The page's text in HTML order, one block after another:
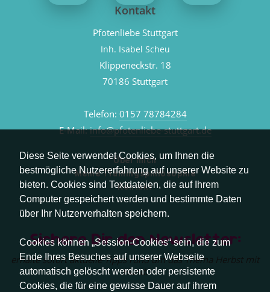
Diese Seite verwendet Cookies, um Ihnen die
bestmögliche Nutzererfahrung auf unserer Website zu
bieten. Cookies sind Textdateien, die auf Ihrem
Computer gespeichert werden und bestimmte Daten
über Ihr Nutzerverhalten speichern.
Cookies können „Session-Cookies“ sein, die zum
Ende Ihres Besuches auf unserer Webseite
automatisch gelöscht werden oder persistente
Cookies, die für eine gewisse Dauer auf ihrem
Kontakt
Pfotenliebe Stuttgart
Inh. Isabel Scheu
Klippeneckstr. 18
70186 Stuttgart
Telefon: 0157 78784284
E-Mail:info@pfotenliebe-stuttgart.de
Über mich
Meine Trainingsphilosophie
Kontakt
Sichere Dir den Newsletter:
erhalte sofort aktuelle Tipps rund um das Thema Herbst mit
Hund.